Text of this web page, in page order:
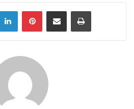
LinkedInPinterestShare via Email Print